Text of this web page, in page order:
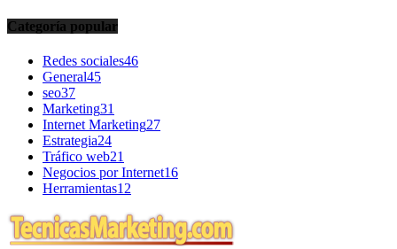
Categoría popular
Redes sociales46
General45
seo37
Marketing31
Internet Marketing27
Estrategia24
Tráfico web21
Negocios por Internet16
Herramientas12